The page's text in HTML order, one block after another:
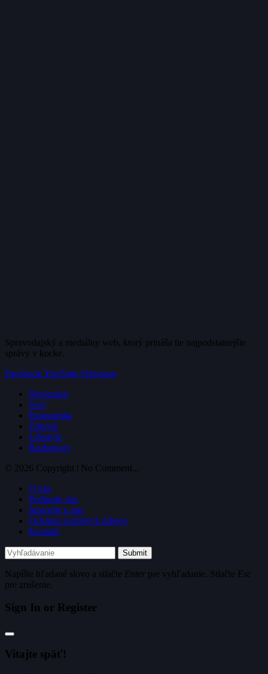
Spravodajský a mediálny web, ktorý prináša tie najpodstatnejšie
správy v kocke.
FacebookYouTube Telegram
Slovensko
Svet
Ekonomika
Zdravie
Lifestyle
Rozhovory
© 2026 Copyright | No Comment...
O nás
Podporte nás
Inzerujte u nás
Ochrana osobných údajov
Kontakt
Submit
Napíšte hľadané slovo a stlačte Enter pre vyhľadanie. Stlačte Esc
pre zrušenie.
Sign In or Register
Vitajte späť!